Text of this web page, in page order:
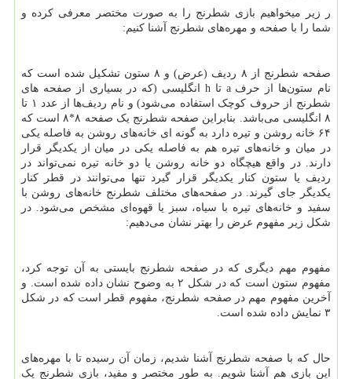
ر زیر میخواهیم بازی شطرنج را به صورت مختصر معرفی کرده و
شما را با صفحه و مهره‌های شطرنج آشنا کنیم:
صفحه شطرنج از ۸ ردیف (عرض) و ۸ ستون تشکیل شده است که
نام ستون‌ها از حرف aتا h انگلیسی (که در بسیاری از صفحه های
شطرنج از حروف کوچک استفاده می‌شود) و نام ردیف‌ها از عدد ۱ تا
۸ انگلیسی می‌باشد. بنابراین صفحه شطرنج یک صفحه ۸*۸ است که
۶۴ خانه روشن و تیره دارد به گونه ای خانه‌های روشن به فاصله یکی
در میان و خانه‌های تیره هم به فاصله یکی در میان از یکدیگر قرار
دارند. در واقع هیچگاه دو خانه روشن یا دو خانه تیره نمی‌تواند در
ردیف یا ستون کنار یکدیگر قرار گیرد تنها می‌توانند در قطر کنار
یکدیگر جای گیرند. در صفحه‌های مختلف شطرنج خانه‌های روشن با
سفید و خانه‌های تیره با سیاه، سبز یا قهوه‌ای مشخص می‌شود. در
شکل زیر مفهوم عرض را بهتر نشان می‌دهیم:
مفهوم مهم دیگری که در صفحه شطرنج بایستی به آن توجه کرد،
مفهوم ستون است که در شکل ۲ به وضوح نشان داده شده است. و
آخرین مفهوم مهم در صفحه شطرنج، مفهوم قطر است که در شکل
۳ نمایش داده شده است.
حال که با صفحه شطرنج آشنا شدیم، زمان آن رسیده تا با مهره‌های
این بازی هم آشنا شویم. به طور مختصر و مفید، بازی شطرنج یک